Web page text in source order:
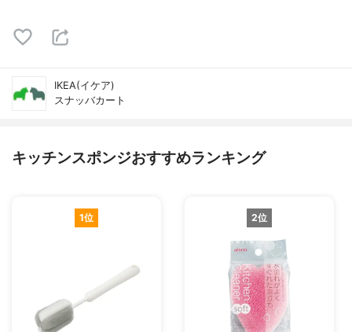
IKEA(イケア)
スナッバカート
キッチンスポンジおすすめランキング
1位 2位